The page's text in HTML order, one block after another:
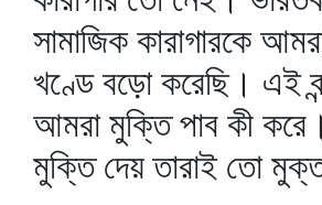
সামাজিক কারাগারকে
খণ্ডে বড়ো করেছি। এই
আমরা মুক্তি পাব কী
মুক্তি দেয় তারাই তো